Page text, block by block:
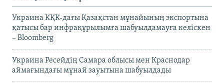
Украина КҚК-дағы Қазақстан мұнайының экспортына
қатысы бар инфрақұрылымға шабуылдамауға келіскен
– Bloomberg
Украина Ресейдің Самара облысы мен Краснодар
аймағындағы мұнай зауытына шабуылдады